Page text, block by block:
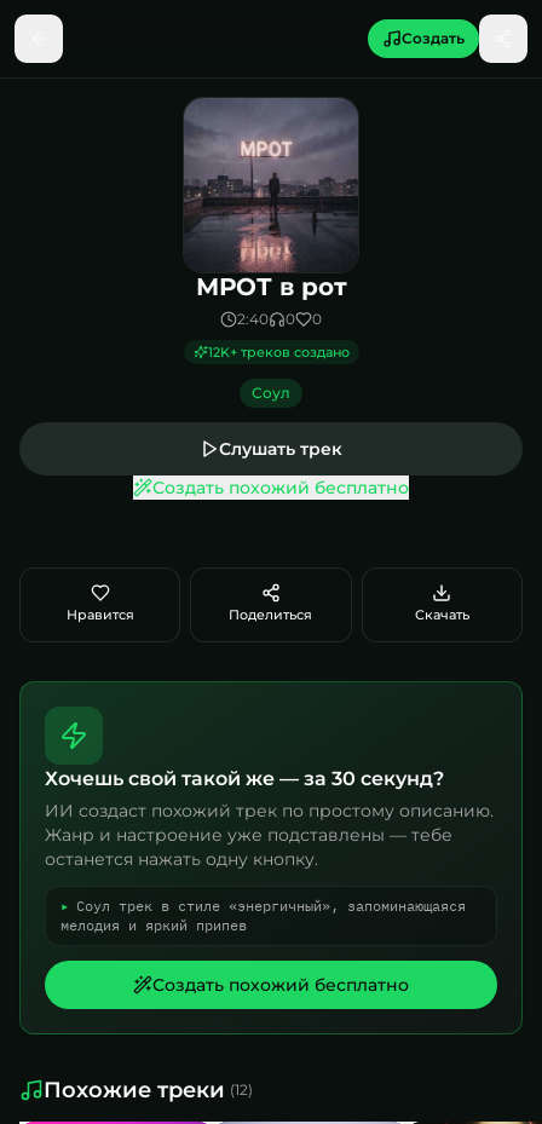
Песня МРОТ в рот
Создать
МРОТ в рот
2:40 0 0
12K+ треков создано
Соул
Слушать трек
Создать похожий бесплатно
Нравится Поделиться Скачать
Хочешь свой такой же — за 30 секунд?
ИИ создаст похожий трек по простому описанию.
Жанр и настроение уже подставлены — тебе
останется нажать одну кнопку.
▸ Соул трек в стиле «энергичный», запоминающаяся
мелодия и яркий припев
Создать похожий бесплатно
Похожие треки (12)